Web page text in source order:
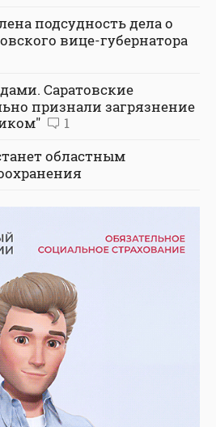
подсудность дела о
вице-губернатора
Саратовские
признали загрязнение
1
областным